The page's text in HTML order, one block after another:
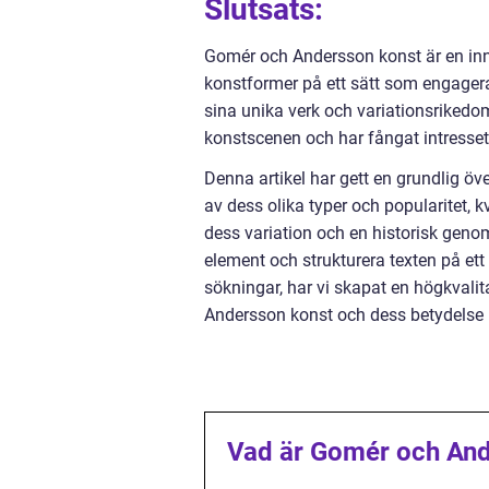
Slutsats:
Gomér och Andersson konst är en
konstformer på ett sätt som
sina unika verk och
konstscenen och har fångat
Denna artikel har gett en grundlig
av dess olika typer och popularitet,
dess variation och en historisk
element och strukturera texten på
sökningar, har vi skapat en
Andersson konst och dess
Vad är Gomér och